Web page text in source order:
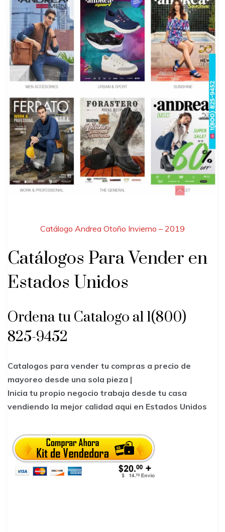
Catálogo Andrea Otoño Invierno – 2019
Catálogos Para Vender en
Estados Unidos
Ordena tu Catalogo al 1(800)
825-9452
Catalogos para vender tu compras a precio de
mayoreo desde una sola pieza |
Inicia tu propio negocio trabaja desde tu casa
vendiendo la mejor calidad aqui en Estados Unidos